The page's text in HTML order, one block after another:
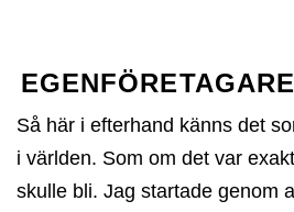
Så här i efterhand känns det
i världen. Som om det var
skulle bli. Jag startade genom